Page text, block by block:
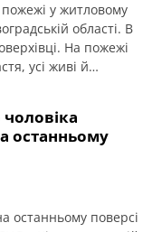
пожежі у житловому
області. В
На пожежі
усі живі й
останньому
останньому поверсі